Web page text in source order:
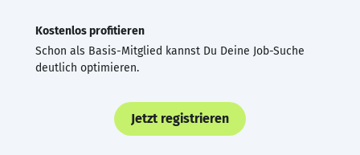
Kostenlos profitieren
Schon als Basis-Mitglied kannst Du Deine Job-Suche
deutlich optimieren.
Jetzt registrieren